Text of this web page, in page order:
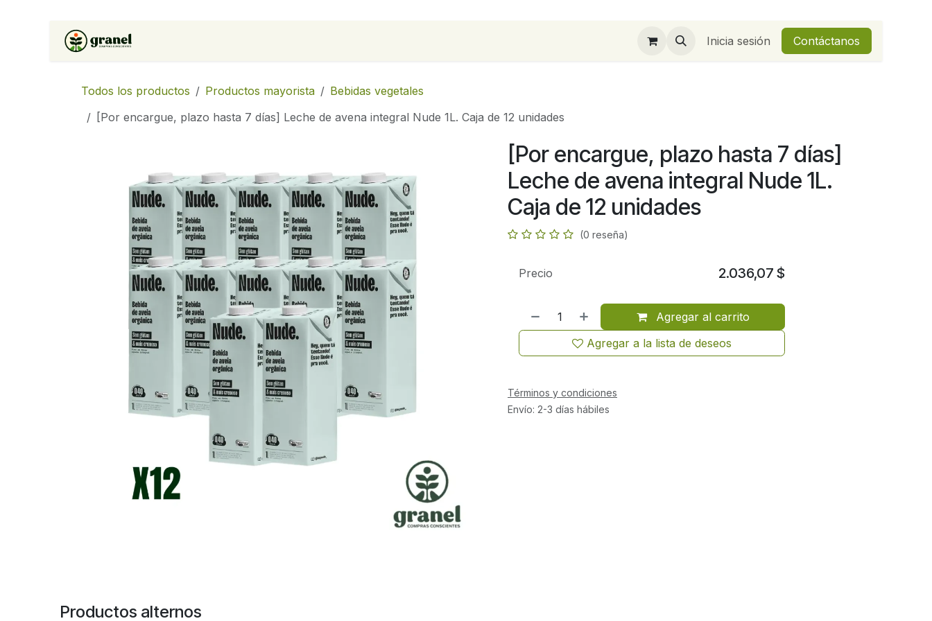
Ir al contenido
Inicia sesión Contáctanos
Todos los productos Productos mayorista
Bebidas vegetales
[Por encargue, plazo hasta 7 días] Leche de avena integral Nude 1L. Caja de 12 unidades
[Por encargue, plazo hasta 7 días]
Leche de avena integral Nude 1L.
Caja de 12 unidades
(0 reseña)
Agregar al carrito
Agregar a la lista de deseos
Precio 2.036,07 $
Términos y condiciones
Envío: 2-3 días hábiles
Productos alternos